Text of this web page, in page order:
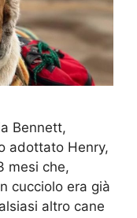
Bennett,
adottato Henry,
mesi che,
cucciolo era già
altro cane